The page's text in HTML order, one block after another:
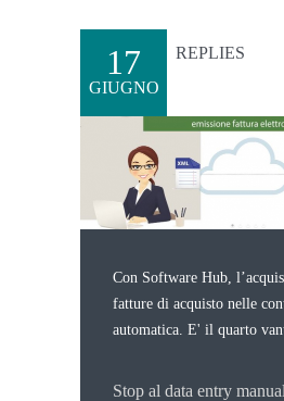
17
GIUGNO
REPLIES
Con Software Hub,
fatture di acquisto nelle
automatica. E' il quarto
Stop al data entry